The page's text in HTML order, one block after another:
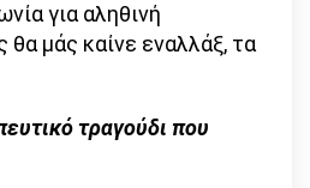
για αληθινή
μάς καίνε εναλλάξ, τα
τραγούδι που